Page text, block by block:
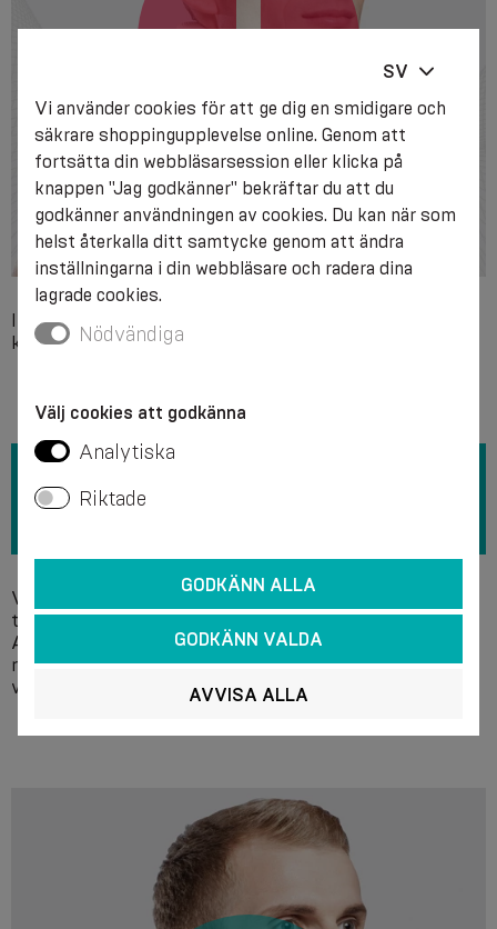
Individuell överkänslighet mot något av produktens
komponentmaterial, svåra lokala hudåkommor.
Vi rekommenderar handtvätt i tvållösning vid en
temperatur på +40 °C utan användning av blekmedel.
Använd inte kemiska rengöringsmedel. Det
rekommenderas att försiktigt pressa ut vattnet utan att
vrida ur och låta produkten torka. Får inte strykas.
SV
Vi använder cookies för att ge dig en smidigare och
säkrare shoppingupplevelse online. Genom att
fortsätta din webbläsarsession eller klicka på
knappen "Jag godkänner" bekräftar du att du
godkänner användningen av cookies. Du kan när som
helst återkalla ditt samtycke genom att ändra
inställningarna i din webbläsare och radera dina
lagrade cookies.
Nödvändiga
Välj cookies att godkänna
Analytiska
Riktade
GODKÄNN ALLA
GODKÄNN VALDA
AVVISA ALLA